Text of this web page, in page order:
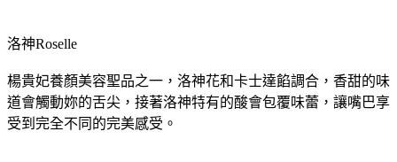
洛神Roselle
楊貴妃養顏美容聖品之一，洛神花和卡士達餡調合，香甜的味
道會觸動妳的舌尖，接著洛神特有的酸會包覆味蕾，讓嘴巴享
受到完全不同的完美感受。